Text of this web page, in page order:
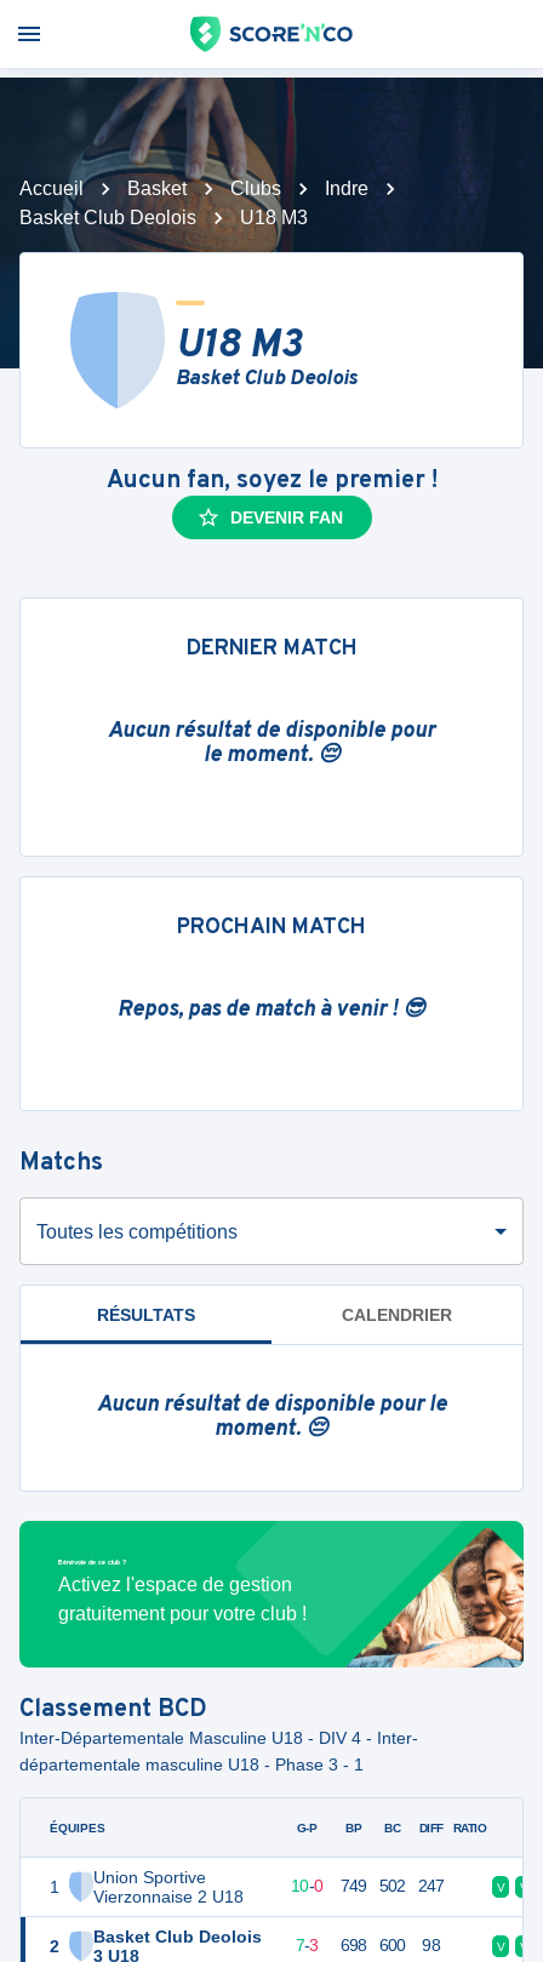
Accueil Basket Clubs
Indre
Basket Club Deolois
U18 M3
U18 M3
Basket Club Deolois
Aucun fan, soyez le premier !
DEVENIR FAN
DERNIER MATCH
Aucun résultat de disponible pour
le moment. 😔
PROCHAIN MATCH
Repos, pas de match à venir ! 😎
Matchs
Toutes les compétitions
RÉSULTATS CALENDRIER
Aucun résultat de disponible pour le
moment. 😔
Bénévole de ce club ?
Activez l'espace de gestion
gratuitement pour votre club !
Classement BCD
Inter-Départementale Masculine U18 - DIV 4 - Inter-
départementale masculine U18 - Phase 3 - 1
ÉQUIPES
1
Union Sportive
Vierzonnaise 2 U18
2
Basket Club Deolois
3 U18
G-P BP BC DIFF RATIO
20 10-0 749 502 247 V V
17 10 7-3 698 600 98 V V